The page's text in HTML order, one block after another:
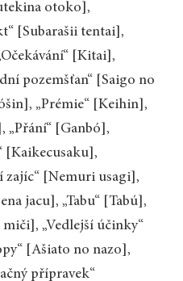
otoko],
[Subarašii tentai],
[Kitai],
pozemšťan“ [Saigo no
„Prémie“ [Keihin],
„Přání“ [Ganbó],
[Kaikecusaku],
zajíc“ [Nemuri usagi],
jacu], „Tabu“ [Tabú],
miči], „Vedlejší účinky“
[Ašiato no nazo],
přípravek“